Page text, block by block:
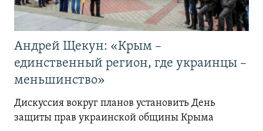
Андрей Щекун: «Крым –
единственный регион, где украинцы –
меньшинство»
Дискуссия вокруг планов установить День
защиты прав украинской общины Крыма